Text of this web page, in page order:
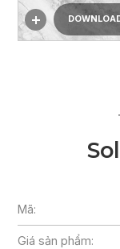
Mã:
Giá sản phẩm: